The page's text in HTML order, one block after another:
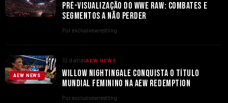
PRÉ-VISUALIZAÇÃO DO WWE RAW: COMBATES E
SEGMENTOS A NÃO PERDER
Por exclusivewrestling
AEW NEWS
10 d atrásAEW NEWS
WILLOW NIGHTINGALE CONQUISTA O TÍTULO
MUNDIAL FEMININO NA AEW REDEMPTION
Por exclusivewrestling